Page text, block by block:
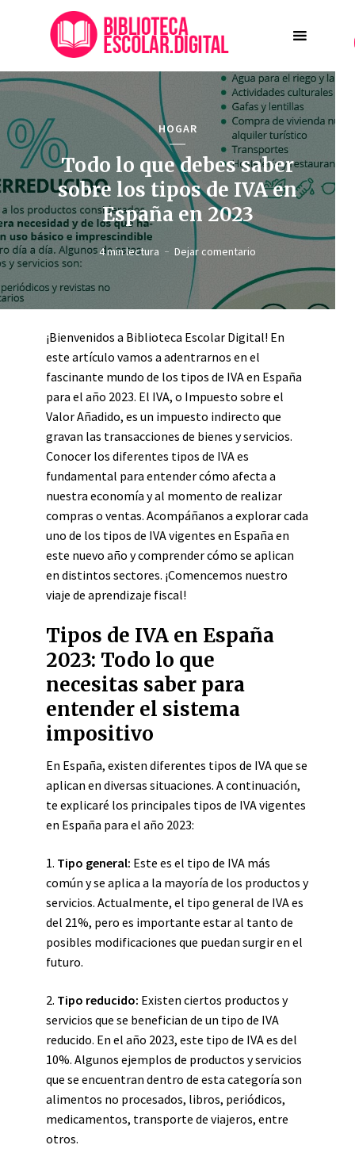
HOGAR
Todo lo que debes saber
sobre los tipos de IVA en
España en 2023
4 min lectura Dejar comentario
¡Bienvenidos a Biblioteca Escolar Digital! En
este artículo vamos a adentrarnos en el
fascinante mundo de los tipos de IVA en España
para el año 2023. El IVA, o Impuesto sobre el
Valor Añadido, es un impuesto indirecto que
gravan las transacciones de bienes y servicios.
Conocer los diferentes tipos de IVA es
fundamental para entender cómo afecta a
nuestra economía y al momento de realizar
compras o ventas. Acompáñanos a explorar cada
uno de los tipos de IVA vigentes en España en
este nuevo año y comprender cómo se aplican
en distintos sectores. ¡Comencemos nuestro
viaje de aprendizaje fiscal!
Tipos de IVA en España
2023: Todo lo que
necesitas saber para
entender el sistema
impositivo
En España, existen diferentes tipos de IVA que se
aplican en diversas situaciones. A continuación,
te explicaré los principales tipos de IVA vigentes
en España para el año 2023:
1. Tipo general: Este es el tipo de IVA más
común y se aplica a la mayoría de los productos y
servicios. Actualmente, el tipo general de IVA es
del 21%, pero es importante estar al tanto de
posibles modificaciones que puedan surgir en el
futuro.
2. Tipo reducido: Existen ciertos productos y
servicios que se benefician de un tipo de IVA
reducido. En el año 2023, este tipo de IVA es del
10%. Algunos ejemplos de productos y servicios
que se encuentran dentro de esta categoría son
alimentos no procesados, libros, periódicos,
medicamentos, transporte de viajeros, entre
otros.